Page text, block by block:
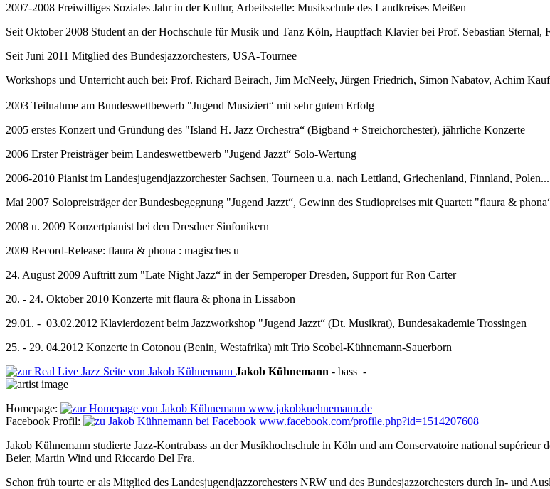
2007-2008 Freiwilliges Soziales Jahr in der Kultur, Arbeitsstelle: Musikschule des Landkreises Meißen
Seit Oktober 2008 Student an der Hochschule für Musik und Tanz Köln, Hauptfach Klavier bei Prof. Sebastian
Seit Juni 2011 Mitglied des Bundesjazzorchesters, USA-Tournee
Workshops und Unterricht auch bei: Prof. Richard Beirach, Jim McNeely, Jürgen Friedrich, Simon Nabatov, Achim
2003 Teilnahme am Bundeswettbewerb "Jugend Musiziert“ mit sehr gutem Erfolg
2005 erstes Konzert und Gründung des "Island H. Jazz Orchestra“ (Bigband + Streichorchester), jährliche Konzerte
2006 Erster Preisträger beim Landeswettbewerb "Jugend Jazzt“ Solo-Wertung
2006-2010 Pianist im Landesjugendjazzorchester Sachsen, Tourneen u.a. nach Lettland, Griechenland, Finnland, Polen...
Mai 2007 Solopreisträger der Bundesbegegnung "Jugend Jazzt“, Gewinn des Studiopreises mit Quartett "flaura &
2008 u. 2009 Konzertpianist bei den Dresdner Sinfonikern
2009 Record-Release: flaura & phona : magisches u
24. August 2009 Auftritt zum "Late Night Jazz“ in der Semperoper Dresden, Support für Ron Carter
20. - 24. Oktober 2010 Konzerte mit flaura & phona in Lissabon
29.01. - 03.02.2012 Klavierdozent beim Jazzworkshop "Jugend Jazzt“ (Dt. Musikrat), Bundesakademie Trossingen
25. - 29. 04.2012 Konzerte in Cotonou (Benin, Westafrika) mit Trio Scobel-Kühnemann-Sauerborn
Jakob Kühnemann - bass -
Homepage:
www.jakobkuehnemann.de
Facebook Profil:
www.facebook.com/profile.php?id=1514207608
Jakob Kühnemann studierte Jazz-Kontrabass an der Musikhochschule in Köln und am Conservatoire national
Beier, Martin Wind und Riccardo Del Fra.
Schon früh tourte er als Mitglied des Landesjugendjazzorchesters NRW und des Bundesjazzorchesters durch In- und